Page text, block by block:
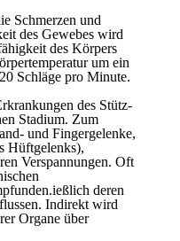
Schmerzen und
des Gewebes wird
des Körpers
um ein
Schläge pro Minute.
des Stütz-
Stadium. Zum
und Fingergelenke,
Hüftgelenks),
Verspannungen. Oft
deren
Indirekt wird
Organe über